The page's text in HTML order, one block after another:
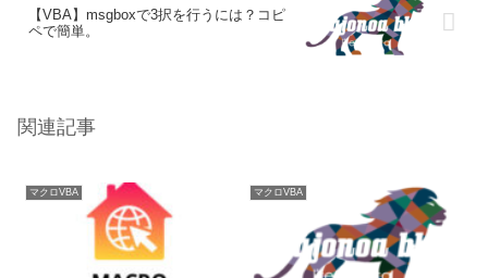
【VBA】msgboxで3択を行うには？コピ
ペで簡単。
関連記事
マクロVBA マクロVBA